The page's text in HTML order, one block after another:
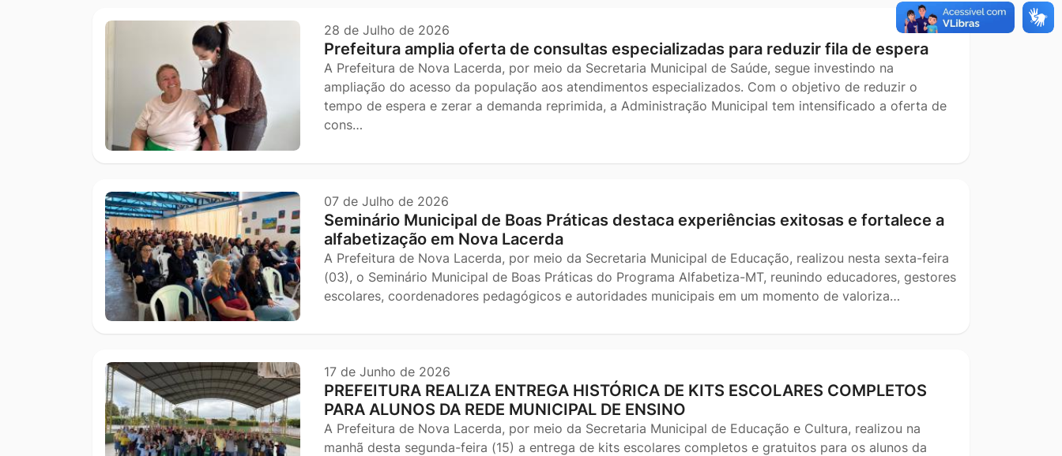
28 de Julho de 2026
Prefeitura amplia oferta de consultas especializadas para reduzir fila de espera
A Prefeitura de Nova Lacerda, por meio da Secretaria Municipal de Saúde, segue investindo na
ampliação do acesso da população aos atendimentos especializados. Com o objetivo de reduzir o
tempo de espera e zerar a demanda reprimida, a Administração Municipal tem intensificado a oferta de
cons…
07 de Julho de 2026
Seminário Municipal de Boas Práticas destaca experiências exitosas e fortalece a
alfabetização em Nova Lacerda
A Prefeitura de Nova Lacerda, por meio da Secretaria Municipal de Educação, realizou nesta sexta-feira
(03), o Seminário Municipal de Boas Práticas do Programa Alfabetiza-MT, reunindo educadores, gestores
escolares, coordenadores pedagógicos e autoridades municipais em um momento de valoriza…
17 de Junho de 2026
PREFEITURA REALIZA ENTREGA HISTÓRICA DE KITS ESCOLARES COMPLETOS
PARA ALUNOS DA REDE MUNICIPAL DE ENSINO
A Prefeitura de Nova Lacerda, por meio da Secretaria Municipal de Educação e Cultura, realizou na
manhã desta segunda-feira (15) a entrega de kits escolares completos e gratuitos para os alunos da